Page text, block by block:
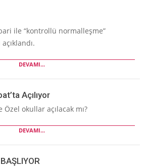
ile “kontrollü normalleşme”
DEVAMI...
Açılıyor
okullar açılacak mı?
DEVAMI...